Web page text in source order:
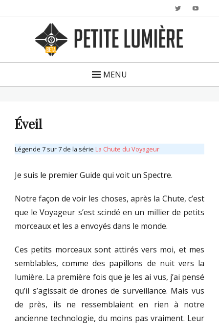
Twitter
MENU
Éveil
Légende 7 sur 7 de la série La Chute du Voyageur
Je suis le premier Guide qui voit un Spectre.
Notre façon de voir les choses, après la Chute, c’est
que le Voyageur s’est scindé en un millier de petits
morceaux et les a envoyés dans le monde.
Ces petits morceaux sont attirés vers moi, et mes
semblables, comme des papillons de nuit vers la
lumière. La première fois que je les ai vus, j’ai pensé
qu’il s’agissait de drones de surveillance. Mais vus
de près, ils ne ressemblaient en rien à notre
ancienne technologie, du moins pas vraiment. Leur